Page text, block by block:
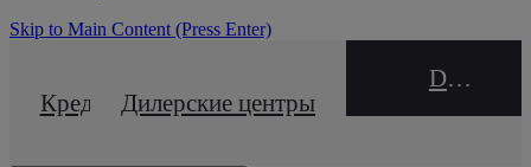
Skip to Main Content (Press Enter)
Кредитный калькулятор
Дилерские центры
DEALER NAME